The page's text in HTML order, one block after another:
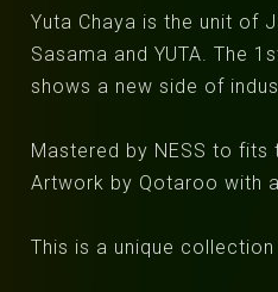
Yuta Chaya is the unit of
Sasama and YUTA. The
shows a new side of
Mastered by NESS to
Artwork by Qotaroo with
This is a unique